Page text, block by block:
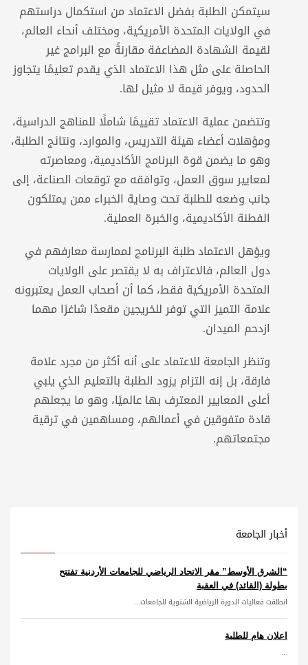
سيتمكن الطلبة بفضل الاعتماد من استكمال دراستهم
في الولايات المتحدة الأمريكية، ومختلف أنحاء العالم،
لقيمة الشهادة المضاعفة مقارنةً مع البرامج غير
الحاصلة على مثل هذا الاعتماد الذي يقدم تعليمًا يتجاوز
الحدود، ويوفر قيمة لا مثيل لها.
وتتضمن عملية الاعتماد تقييمًا شاملًا للمناهج الدراسية،
ومؤهلات أعضاء هيئة التدريس، والموارد، ونتائج الطلبة،
وهو ما يضمن قوة البرنامج الأكاديمية، ومعاصرته
لمعايير سوق العمل، وتوافقه مع توقعات الصناعة، إلى
جانب وضعه للطلبة تحت وصاية الخبراء ممن يمتلكون
الفطنة الأكاديمية، والخبرة العملية.
ويؤهل الاعتماد طلبة البرنامج لممارسة معارفهم في
دول العالم، فالاعتراف به لا يقتصر على الولايات
المتحدة الأمريكية فقط، كما أن أصحاب العمل يعتبرونه
علامة التميز التي توفر للخريجين مقعدًا شاغرًا مهما
ازدحم الميدان.
وتنظر الجامعة للاعتماد على أنه أكثر من مجرد علامة
فارقة، بل إنه التزام يزود الطلبة بالتعليم الذي يلبي
أعلى المعايير المعترف بها عالميًا، وهو ما يجعلهم
قادة متفوقين في أعمالهم، ومساهمين في ترقية
مجتمعاتهم.
أخبار الجامعة
“الشرق الأوسط” مقر الاتحاد الرياضي للجامعات الأردنية تفتتح
بطولة (القائد) في العقبة
انطلقت فعاليات الدورة الرياضية الشتوية للجامعات...
اعلان هام للطلبة
...